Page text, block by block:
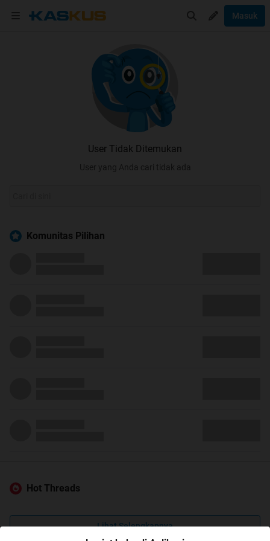
Masuk
User Tidak Ditemukan
User yang Anda cari tidak ada
Komunitas Pilihan
Hot Threads
Lihat Selengkapnya